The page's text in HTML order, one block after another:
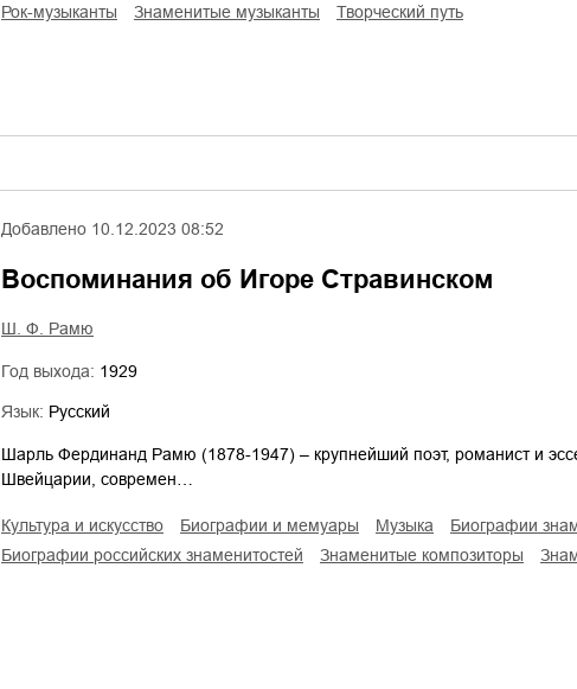
рок-музыканты
знаменитые музыканты творческий путь
Добавлено 10.12.2023 08:52
Воспоминания об Игоре Стравинском
Ш. Ф. Рамю
Год выхода: 1929
Язык: Русский
Шарль Фердинанд Рамю (1878-1947) – крупнейший поэт, романист и
Швейцарии, современ…
культура и искусство биографии и мемуары музыка
биографии
биографии российских знаменитостей
знаменитые композиторы